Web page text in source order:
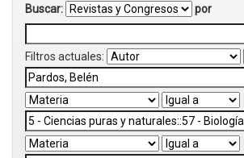
Buscar: por
Filtros actuales: